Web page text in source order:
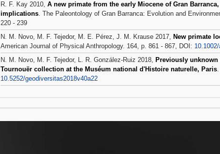
R. F. Kay 2010, A new primate from the early Miocene of Gran
implications. The Paleontology of Gran Barranca: Evolution and
220 - 239
N. M. Novo, M. F. Tejedor, M. E. Pérez, J. M. Krause 2017, New primate
American Journal of Physical Anthropology. 164, p. 861 - 867, DOI:
N. M. Novo, M. F. Tejedor, L. R. González-Ruiz 2018, Previously
Tournouër collection at the Muséum national d'Histoire naturelle, Paris
10.5252/geodiversitas2018v40a22